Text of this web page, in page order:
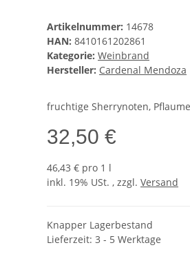
Artikelnummer: 14678
HAN: 8410161202861
Kategorie: Weinbrand
Hersteller: Cardenal Mendoza
fruchtige Sherrynoten,
32,50 €
46,43 € pro 1 l
inkl. 19% USt. , zzgl. Versand
Knapper Lagerbestand
Lieferzeit: 3 - 5 Werktage